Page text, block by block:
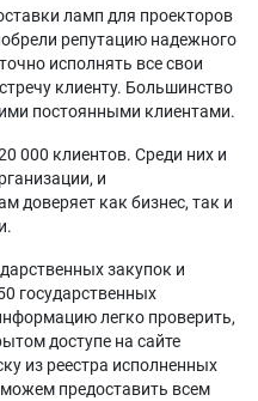
ламп для проекторов
репутацию надежного
исполнять все свои
клиенту. Большинство
постоянными клиентами.
000 клиентов. Среди них и
и
доверяет как бизнес, так и
закупок и
государственных
легко проверить,
доступе на сайте
из реестра исполненных
предоставить всем